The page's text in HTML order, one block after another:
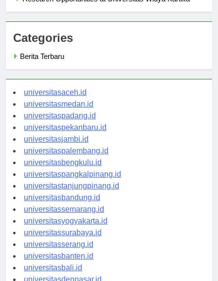
Categories
universitasaceh.id
universitasmedan.id
universitaspadang.id
universitaspekanbaru.id
universitasjambi.id
universitaspalembang.id
universitasbengkulu.id
universitaspangkalpinang.id
universitastanjungpinang.id
universitasbandung.id
universitassemarang.id
universitasyogyakarta.id
universitassurabaya.id
universitasserang.id
universitasbanten.id
universitasbali.id